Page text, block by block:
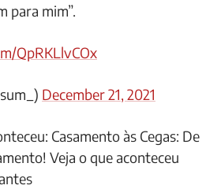
para mim”.
QpRKLlvCOx
December 21, 2021
Casamento às Cegas: De
Veja o que aconteceu